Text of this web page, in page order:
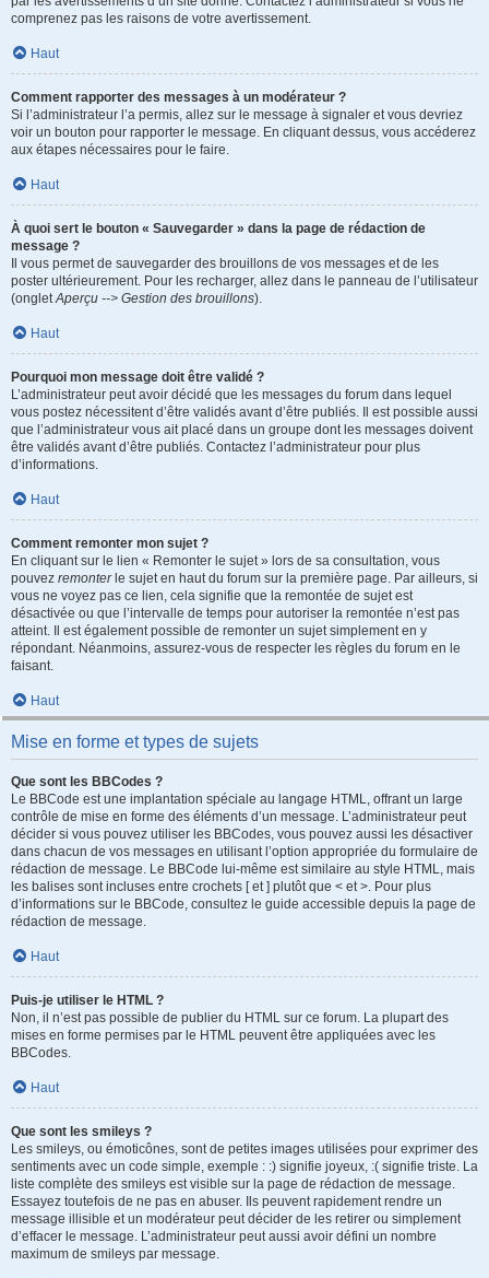
comprenez pas les raisons de votre avertissement.
Haut
Comment rapporter des messages à un modérateur ?
Si l’administrateur l’a permis, allez sur le message à signaler et vous devriez
voir un bouton pour rapporter le message. En cliquant dessus, vous accéderez
aux étapes nécessaires pour le faire.
Haut
À quoi sert le bouton « Sauvegarder » dans la page de rédaction de
message ?
Il vous permet de sauvegarder des brouillons de vos messages et de les
poster ultérieurement. Pour les recharger, allez dans le panneau de l’utilisateur
(ongletAperçu --> Gestion des brouillons).
Haut
Pourquoi mon message doit être validé ?
L’administrateur peut avoir décidé que les messages du forum dans lequel
vous postez nécessitent d’être validés avant d’être publiés. Il est possible aussi
que l’administrateur vous ait placé dans un groupe dont les messages doivent
être validés avant d’être publiés. Contactez l’administrateur pour plus
d’informations.
Haut
Comment remonter mon sujet ?
En cliquant sur le lien « Remonter le sujet » lors de sa consultation, vous
pouvez remonterle sujet en haut du forum sur la première page. Par ailleurs, si
vous ne voyez pas ce lien, cela signifie que la remontée de sujet est
désactivée ou que l’intervalle de temps pour autoriser la remontée n’est pas
atteint. Il est également possible de remonter un sujet simplement en y
répondant. Néanmoins, assurez-vous de respecter les règles du forum en le
faisant.
Haut
Mise en forme et types de sujets
Que sont les BBCodes ?
Le BBCode est une implantation spéciale au langage HTML, offrant un large
contrôle de mise en forme des éléments d’un message. L’administrateur peut
décider si vous pouvez utiliser les BBCodes, vous pouvez aussi les désactiver
dans chacun de vos messages en utilisant l’option appropriée du formulaire de
rédaction de message. Le BBCode lui-même est similaire au style HTML, mais
les balises sont incluses entre crochets [ et ] plutôt que < et >. Pour plus
d’informations sur le BBCode, consultez le guide accessible depuis la page de
rédaction de message.
Haut
Puis-je utiliser le HTML ?
Non, il n’est pas possible de publier du HTML sur ce forum. La plupart des
mises en forme permises par le HTML peuvent être appliquées avec les
BBCodes.
Haut
Que sont les smileys ?
Les smileys, ou émoticônes, sont de petites images utilisées pour exprimer des
sentiments avec un code simple, exemple : :) signifie joyeux, :( signifie triste. La
liste complète des smileys est visible sur la page de rédaction de message.
Essayez toutefois de ne pas en abuser. Ils peuvent rapidement rendre un
message illisible et un modérateur peut décider de les retirer ou simplement
d’effacer le message. L’administrateur peut aussi avoir défini un nombre
maximum de smileys par message.